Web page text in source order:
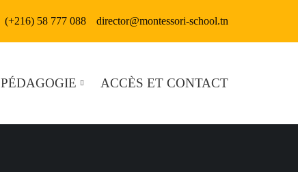
(+216) 58 777 088 director@montessori-school.tn
PÉDAGOGIE ACCÈS ET CONTACT